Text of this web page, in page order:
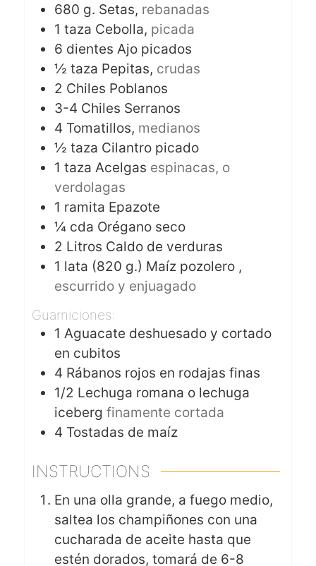
680 g. Setas, rebanadas
1 taza Cebolla, picada
6 dientes Ajo picados
½ taza Pepitas, crudas
2 Chiles Poblanos
3-4 Chiles Serranos
4 Tomatillos, medianos
½ taza Cilantro picado
1 taza Acelgas espinacas, o
verdolagas
1 ramita Epazote
¼ cda Orégano seco
2 Litros Caldo de verduras
1 lata (820 g.) Maíz pozolero ,
escurrido y enjuagado
Guarniciones:
1 Aguacate deshuesado y cortado
en cubitos
4 Rábanos rojos en rodajas finas
1/2 Lechuga romana o lechuga
iceberg finamente cortada
4 Tostadas de maíz
INSTRUCTIONS
En una olla grande, a fuego medio,
saltea los champiñones con una
cucharada de aceite hasta que
estén dorados, tomará de 6-8